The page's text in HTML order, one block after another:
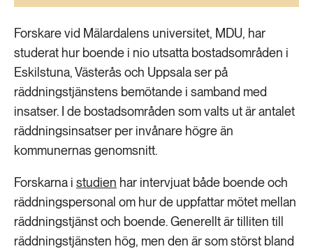
473 ARTIKLAR
Vatten
Forskare vid Mälardalens universitet, MDU, har
studerat hur boende i nio utsatta bostadsområden i
Eskilstuna, Västerås och Uppsala ser på
räddningstjänstens bemötande i samband med
insatser. I de bostadsområden som valts ut är antalet
räddningsinsatser per invånare högre än
kommunernas genomsnitt.
Forskarna i studien har intervjuat både boende och
räddningspersonal om hur de uppfattar mötet mellan
räddningstjänst och boende. Generellt är tilliten till
räddningstjänsten hög, men den är som störst bland